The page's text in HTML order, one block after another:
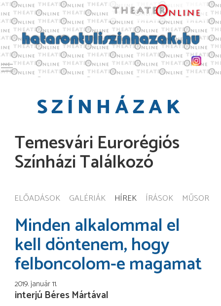
Toggle main menu visibility
SZÍNHÁZAK
Temesvári Eurorégiós
Színházi Találkozó
ELŐADÁSOK GALÉRIÁK HÍREK ÍRÁSOK MŰSOR
Minden alkalommal el
kell döntenem, hogy
felboncolom-e magamat
2019. január 11.
interjú Béres Mártával